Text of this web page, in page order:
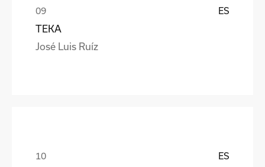
ES
TEKA
José Luis Ruíz
ES